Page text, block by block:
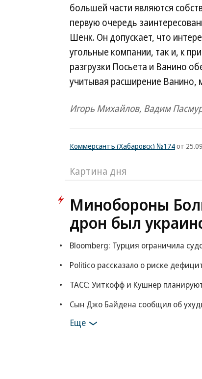
большей части являются
первую очередь
Шенк. Он допускает, что
угольные компании, так и, к
разгрузки Посьета и Ванино
учитывая расширение Ванино,
Игорь Михайлов, Вадим
Коммерсантъ (Хабаровск) №174от
Картина дня
Минобороны
дрон был
Bloomberg: Турция ограничила
Politico рассказало о риске
ТАСС: Уиткофф и Кушнер
Сын Джо Байдена сообщил об
Еще